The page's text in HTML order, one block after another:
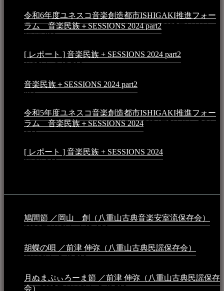
令和6年度ユネスコ音楽創造都市ISHIGAKI推進フォー
ラム 音楽民族＋SESSIONS 2024 part22025年1月1日 -
10:50 PM
[ レポート ] 音楽民族 + SESSIONS 2024 part2
月25日 - 9:13 PM
音楽民族＋SESSIONS 2024 part2
PM
令和5年度ユネスコ音楽創造都市ISHIGAKI推進フォー
ラム 音楽民族＋SESSIONS 20242024年5月4日 - 7:21
AM
[ レポート ] 音楽民族 + SESSIONS 2024
10:16 AM
鳩間節 ／岡山 創（八重山古典音楽安室流保存会）
2026年4月6日 - 1:13 AM
胡蝶の唄 ／前津 伸弥（八重山古典民謡保存会）
4月16日 - 3:48 PM
月ぬまぷぃろーま節 ／前津 伸弥（八重山古典民謡保存
会）2025年4月16日 - 3:48 PM